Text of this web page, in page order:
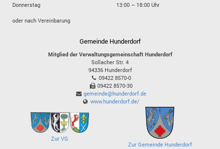
Donnerstag
13:00 – 18:00 Uhr
oder nach Vereinbarung
Gemeinde Hunderdorf
Mitglied der Verwaltungsgemeinschaft Hunderdorf
Sollacher Str. 4
94336 Hunderdorf
09422 8570-0
09422 8570-30
gemeinde@hunderdorf.de
www.hunderdorf.de/
Zur VG
Zur Gemeinde Hunderdorf